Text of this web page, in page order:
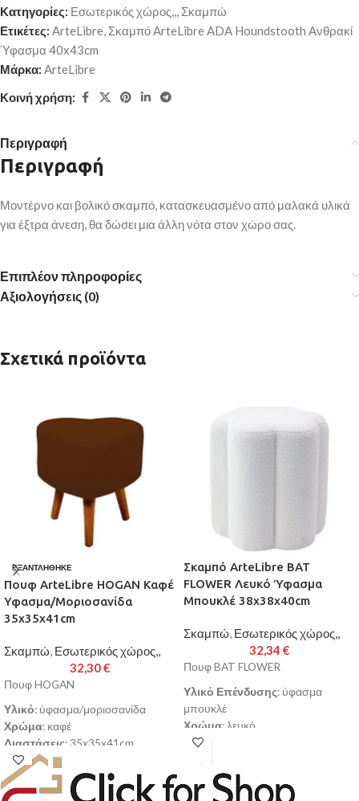
Κατηγορίες: Εσωτερικός χώρος,,, Σκαμπώ
Ετικέτες: ArteLibre, Σκαμπό ArteLibre ADA Houndstooth Ανθρακί
Ύφασμα 40x43cm
Μάρκα: ArteLibre
Κοινή χρήση:
Περιγραφή
Περιγραφή
Μοντέρνο και βολικό σκαμπό, κατασκευασμένο από μαλακά υλικά
για έξτρα άνεση, θα δώσει μια άλλη νότα στον χώρο σας.
Επιπλέον πληροφορίες
Αξιολογήσεις (0)
Σχετικά προϊόντα
ΕΞΑΝΤΛΉΘΗΚΕ
Πουφ ArteLibre HOGAN Καφέ
Υφασμα/Μοριοσανίδα
35x35x41cm
Σκαμπώ, Εσωτερικός χώρος,,
32,30€
Πουφ HOGAN
Υλικό: ύφασμα/μοριοσανίδα
Χρώμα: καφέ
Διαστάσεις: 35x35x41cm
Κατασκευασμένο ειδικά για να
προσφέρει μεγάλη αντοχή στην
καθημερινή χρήση
Σκαμπό ArteLibre BAT
FLOWER Λευκό Ύφασμα
Μπουκλέ 38x38x40cm
Σκαμπώ, Εσωτερικός χώρος,,
32,34 €
Πουφ BAT FLOWER
Υλικό Επένδυσης: ύφασμα
μπουκλέ
Χρώμα: λευκό
Διαστάσεις
μέτριο
Αποσπώμενο Κάλυμμα